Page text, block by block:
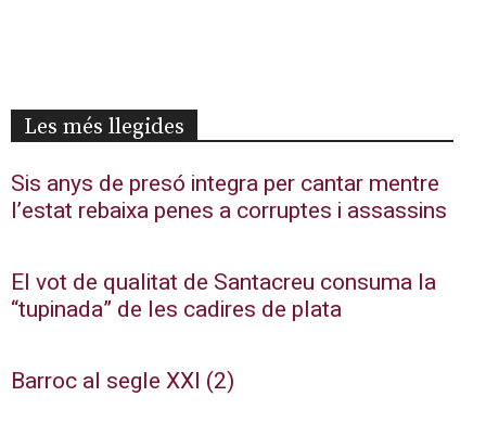
Les més llegides
Sis anys de presó integra per cantar mentre
l’estat rebaixa penes a corruptes i assassins
El vot de qualitat de Santacreu consuma la
“tupinada” de les cadires de plata
Barroc al segle XXI (2)